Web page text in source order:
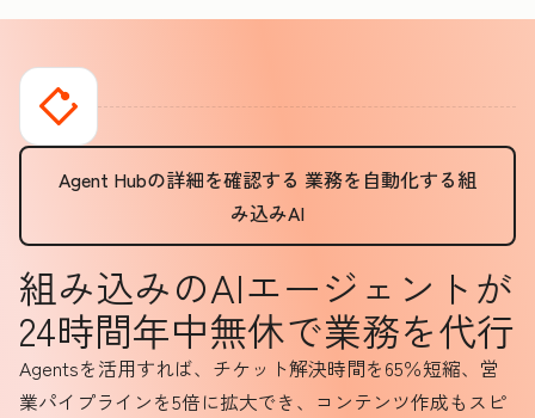
Agent Hubの詳細を確認する 業務を自動化する組
み込みAI
組み込みのAIエージェントが
24時間年中無休で業務を代行
Agentsを活用すれば、チケット解決時間を65％短縮、営
業パイプラインを5倍に拡大でき、コンテンツ作成もスピ